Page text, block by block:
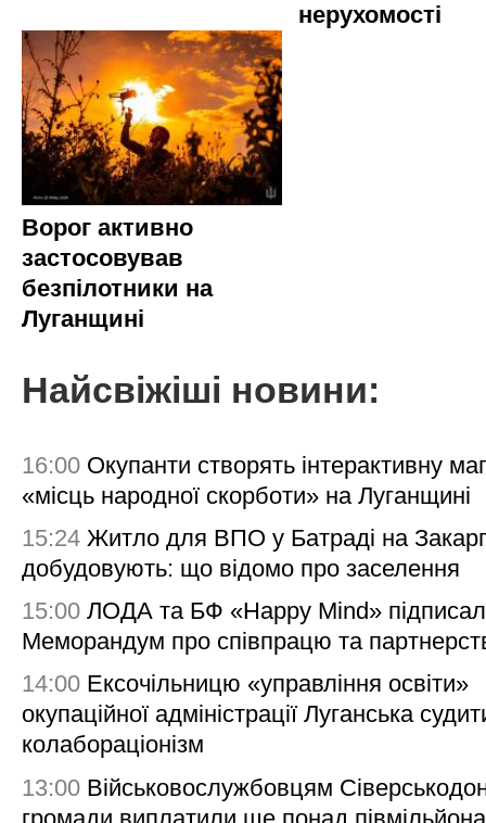
нерухомості
Ворог активно
застосовував
безпілотники на
Луганщині
Найсвіжіші новини:
16:00 Окупанти створять інтерактивну
«місць народної скорботи» на Луганщині
15:24 Житло для ВПО у Батраді на
добудовують: що відомо про заселення
15:00 ЛОДА та БФ «Happy Mind»
Меморандум про співпрацю та
14:00 Ексочільницю «управління освіти»
окупаційної адміністрації Луганська
колабораціонізм
13:00 Військовослужбовцям
громади виплатили ще понад півмільйона